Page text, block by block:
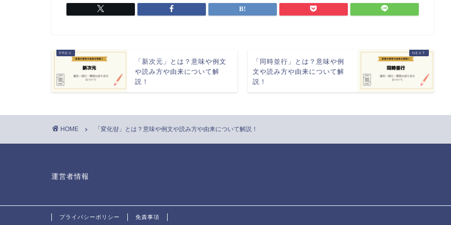
「新次元」とは？意味や例文
や読み方や由来について解
説！
「同時並行」とは？意味や例
文や読み方や由来について解
説！
HOME 「変化량」とは？意味や例文や読み方や由来について解説！
運営者情報
プライバシーポリシー 免責事項